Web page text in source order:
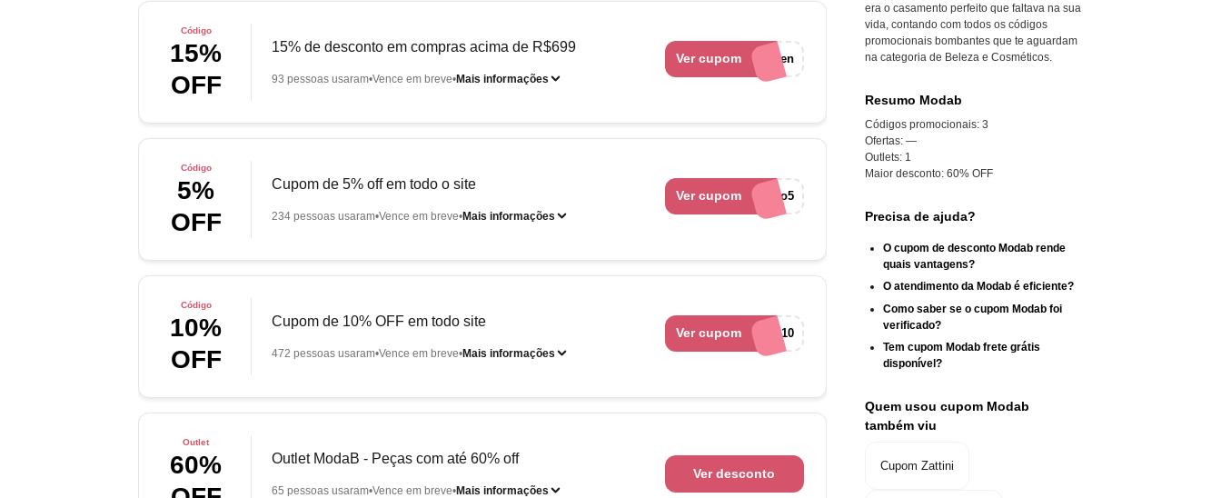
Código
15%
OFF
15% de desconto em compras acima de R$699
93 pessoas usaram Vence em breve Mais informações
Ver cupom rakuten
Código
5%
OFF
Cupom de 5% off em todo o site
234 pessoas usaram Vence em breve Mais informações
Ver cupom euquero5
Código
10%
OFF
Cupom de 10% OFF em todo site
472 pessoas usaram Vence em breve Mais informações
Ver cupomMODAB10
Outlet
60%
Outlet ModaB - Peças com até 60% off
65 pessoas usaram Vence em breve Mais informações
Ver desconto
era o casamento perfeito que faltava na sua
vida, contando com todos os códigos
promocionais bombantes que te aguardam
na categoria de Beleza e Cosméticos.
Resumo Modab
Códigos promocionais: 3
Ofertas: —
Outlets: 1
Maior desconto: 60% OFF
Precisa de ajuda?
O cupom de desconto Modab rende
quais vantagens?
O atendimento da Modab é eficiente?
Como saber se o cupom Modab foi
verificado?
Tem cupom Modab frete grátis
disponível?
Quem usou cupom Modab
também viu
Cupom Zattini